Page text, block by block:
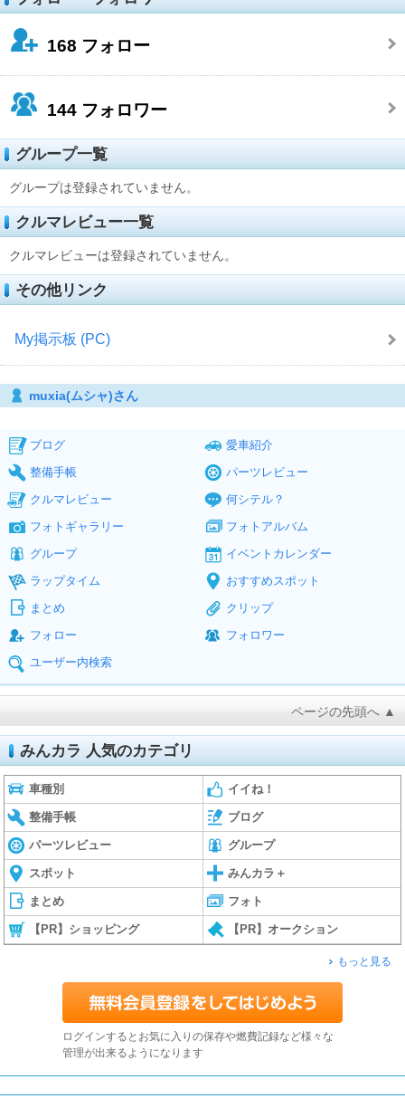
168 フォロー
144 フォロワー
グループ一覧
グループは登録されていません。
クルマレビュー一覧
クルマレビューは登録されていません。
その他リンク
My掲示板 (PC)
muxia(ムシャ)さん
ブログ
愛車紹介
整備手帳
パーツレビュー
クルマレビュー
何シテル？
フォトギャラリー
フォトアルバム
グループ
イベントカレンダー
ラップタイム
おすすめスポット
まとめ
クリップ
フォロー
フォロワー
ユーザー内検索
ページの先頭へ ▲
みんカラ 人気のカテゴリ
車種別 イイね！
整備手帳 ブログ
パーツレビュー グループ
スポット みんカラ＋
まとめ フォト
【PR】ショッピング 【PR】オークション
もっと見る
ログインするとお気に入りの保存や燃費記録など様々な
管理が出来るようになります